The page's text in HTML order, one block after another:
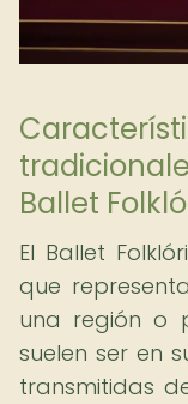
Ballet
El Ballet
que
una región o
suelen ser en
transmitidas